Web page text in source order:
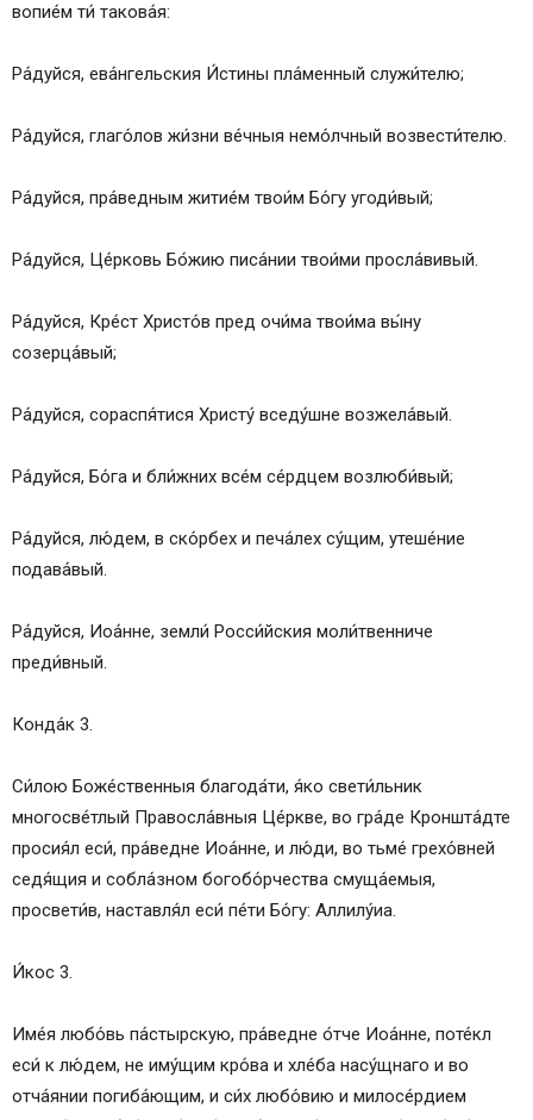
вопие́м ти́ такова́я:
Ра́дуйся, ева́нгельския И́стины пла́менный служи́телю;
Ра́дуйся, глаго́лов жи́зни ве́чныя немо́лчный возвести́телю.
Ра́дуйся, пра́ведным житие́м твои́м Бо́гу угоди́вый;
Ра́дуйся, Це́рковь Бо́жию писа́нии твои́ми просла́вивый.
Ра́дуйся, Кре́ст Христо́в пред очи́ма твои́ма вы́ну
созерца́вый;
Ра́дуйся, сораспя́тися Христу́ вседу́шне возжела́вый.
Ра́дуйся, Бо́га и бли́жних все́м се́рдцем возлюби́вый;
Ра́дуйся, лю́дем, в ско́рбех и печа́лех су́щим, утеше́ние
подава́вый.
Ра́дуйся, Иоа́нне, земли́ Росси́йския моли́твенниче
преди́вный.
Конда́к 3.
Си́лою Боже́ственныя благода́ти, я́ко свети́льник
многосве́тлый Правосла́вныя Це́ркве, во гра́де Кроншта́дте
просия́л еси́, пра́ведне Иоа́нне, и лю́ди, во тьме́ грехо́вней
седя́щия и собла́зном богобо́рчества смуща́емыя,
просвети́в, наставля́л еси́ пе́ти Бо́гу: Аллилу́иа.
И́кос 3.
Име́я любо́вь па́стырскую, пра́ведне о́тче Иоа́нне, поте́кл
еси́ к лю́дем, не иму́щим кро́ва и хле́ба насу́щнаго и во
отча́янии погиба́ющим, и си́х любо́вию и милосе́рдием